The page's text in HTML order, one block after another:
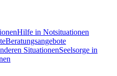
Hilfe in Notsituationen
Beratungsangebote
Seelsorge in